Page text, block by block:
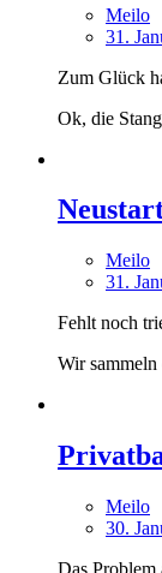
Meilo
31.
Zum Glück
Ok, die
Meilo
31.
Fehlt noch
Wir sammeln
Meilo
30.